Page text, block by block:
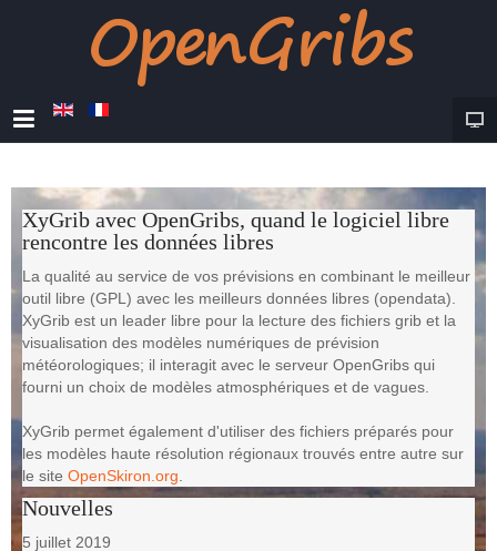
XyGrib avec OpenGribs, quand le logiciel libre
rencontre les données libres
La qualité au service de vos prévisions en combinant le meilleur
outil libre (GPL) avec les meilleurs données libres (opendata).
XyGrib est un leader libre pour la lecture des fichiers grib et la
visualisation des modèles numériques de prévision
météorologiques; il interagit avec le serveur OpenGribs qui
fourni un choix de modèles atmosphériques et de vagues.
XyGrib permet également d'utiliser des fichiers préparés pour
les modèles haute résolution régionaux trouvés entre autre sur
le site OpenSkiron.org
Nouvelles
5 juillet 2019